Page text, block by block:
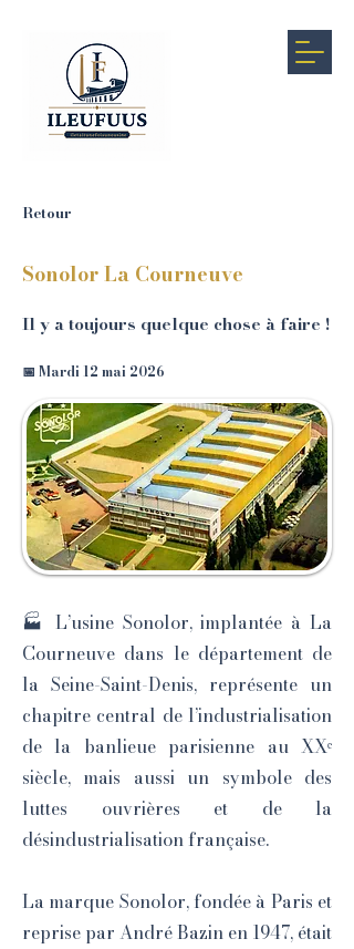
Retour
Sonolor La Courneuve
Il y a toujours quelque chose à faire !
📅 Mardi 12 mai 2026
🏭 L’usine Sonolor, implantée à La
Courneuve dans le département de
la Seine-Saint-Denis, représente un
chapitre central de l’industrialisation
de la banlieue parisienne au XXᵉ
siècle, mais aussi un symbole des
luttes ouvrières et de la
désindustrialisation française.
La marque Sonolor, fondée à Paris et
reprise par André Bazin en 1947, était